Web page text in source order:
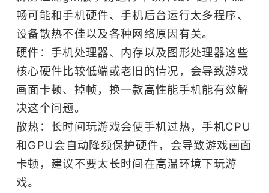
畅可能和手机硬件、手机后台运行太多程序、
设备散热不佳以及各种网络原因有关。
硬件：手机处理器、内存以及图形处理器这些
核心硬件比较低端或老旧的情况，会导致游戏
画面卡顿、掉帧，换一款高性能手机能有效解
决这个问题。
散热：长时间玩游戏会使手机过热，手机CPU
和GPU会自动降频保护硬件，会导致游戏画面
卡顿，建议不要太长时间在高温环境下玩游
戏。